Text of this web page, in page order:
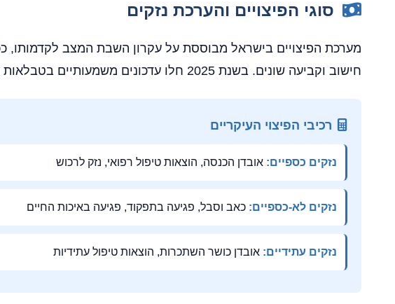
סוגי הפיצויים והערכת נזקים
מערכת הפיצויים בישראל מבוססת על עקרון השבת המצב לקדמותו,
חישוב וקביעה שונים. בשנת 2025 חלו עדכונים משמעותיים בטבלאות הפיצויים, בעיקר בתחום הנזקים הלא-כספיים.
רכיבי הפיצוי העיקריים
נזקים כספיים: אובדן הכנסה, הוצאות טיפול רפואי, נזק לרכוש
נזקים לא-כספיים: כאב וסבל, פגיעה בתפקוד, פגיעה באיכות החיים
נזקים עתידיים: אובדן כושר השתכרות, הוצאות טיפול עתידיות